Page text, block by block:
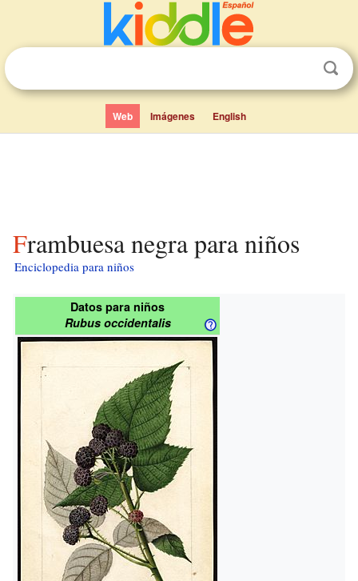
Web Imágenes English
Frambuesa negra para niños
Enciclopedia para niños
Datos para niños
Rubus occidentalis